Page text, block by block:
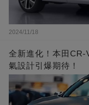
2024/11/18
全新進化！本田CR-
氣設計引爆期待！